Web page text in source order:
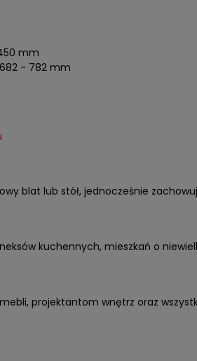
mm
- 782 mm
blat lub stół, jednocześnie
kuchennych, mieszkań o
projektantom wnętrz oraz